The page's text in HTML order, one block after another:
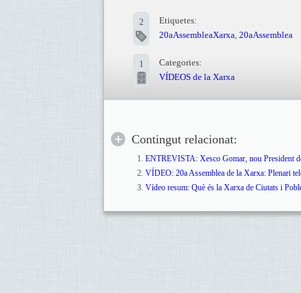
2
Etiquetes:
20aAssembleaXarxa, 20aAssemblea
1
Categories:
VÍDEOS de la Xarxa
Contingut relacionat:
ENTREVISTA: Xesco Gomar, nou President
VÍDEO: 20a Assemblea de la Xarxa: Plenari
Vídeo resum: Què és la Xarxa de Ciutats i